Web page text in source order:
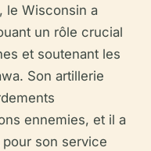
le Wisconsin a
un rôle crucial
et soutenant les
Son artillerie
ennemies, et il a
son service